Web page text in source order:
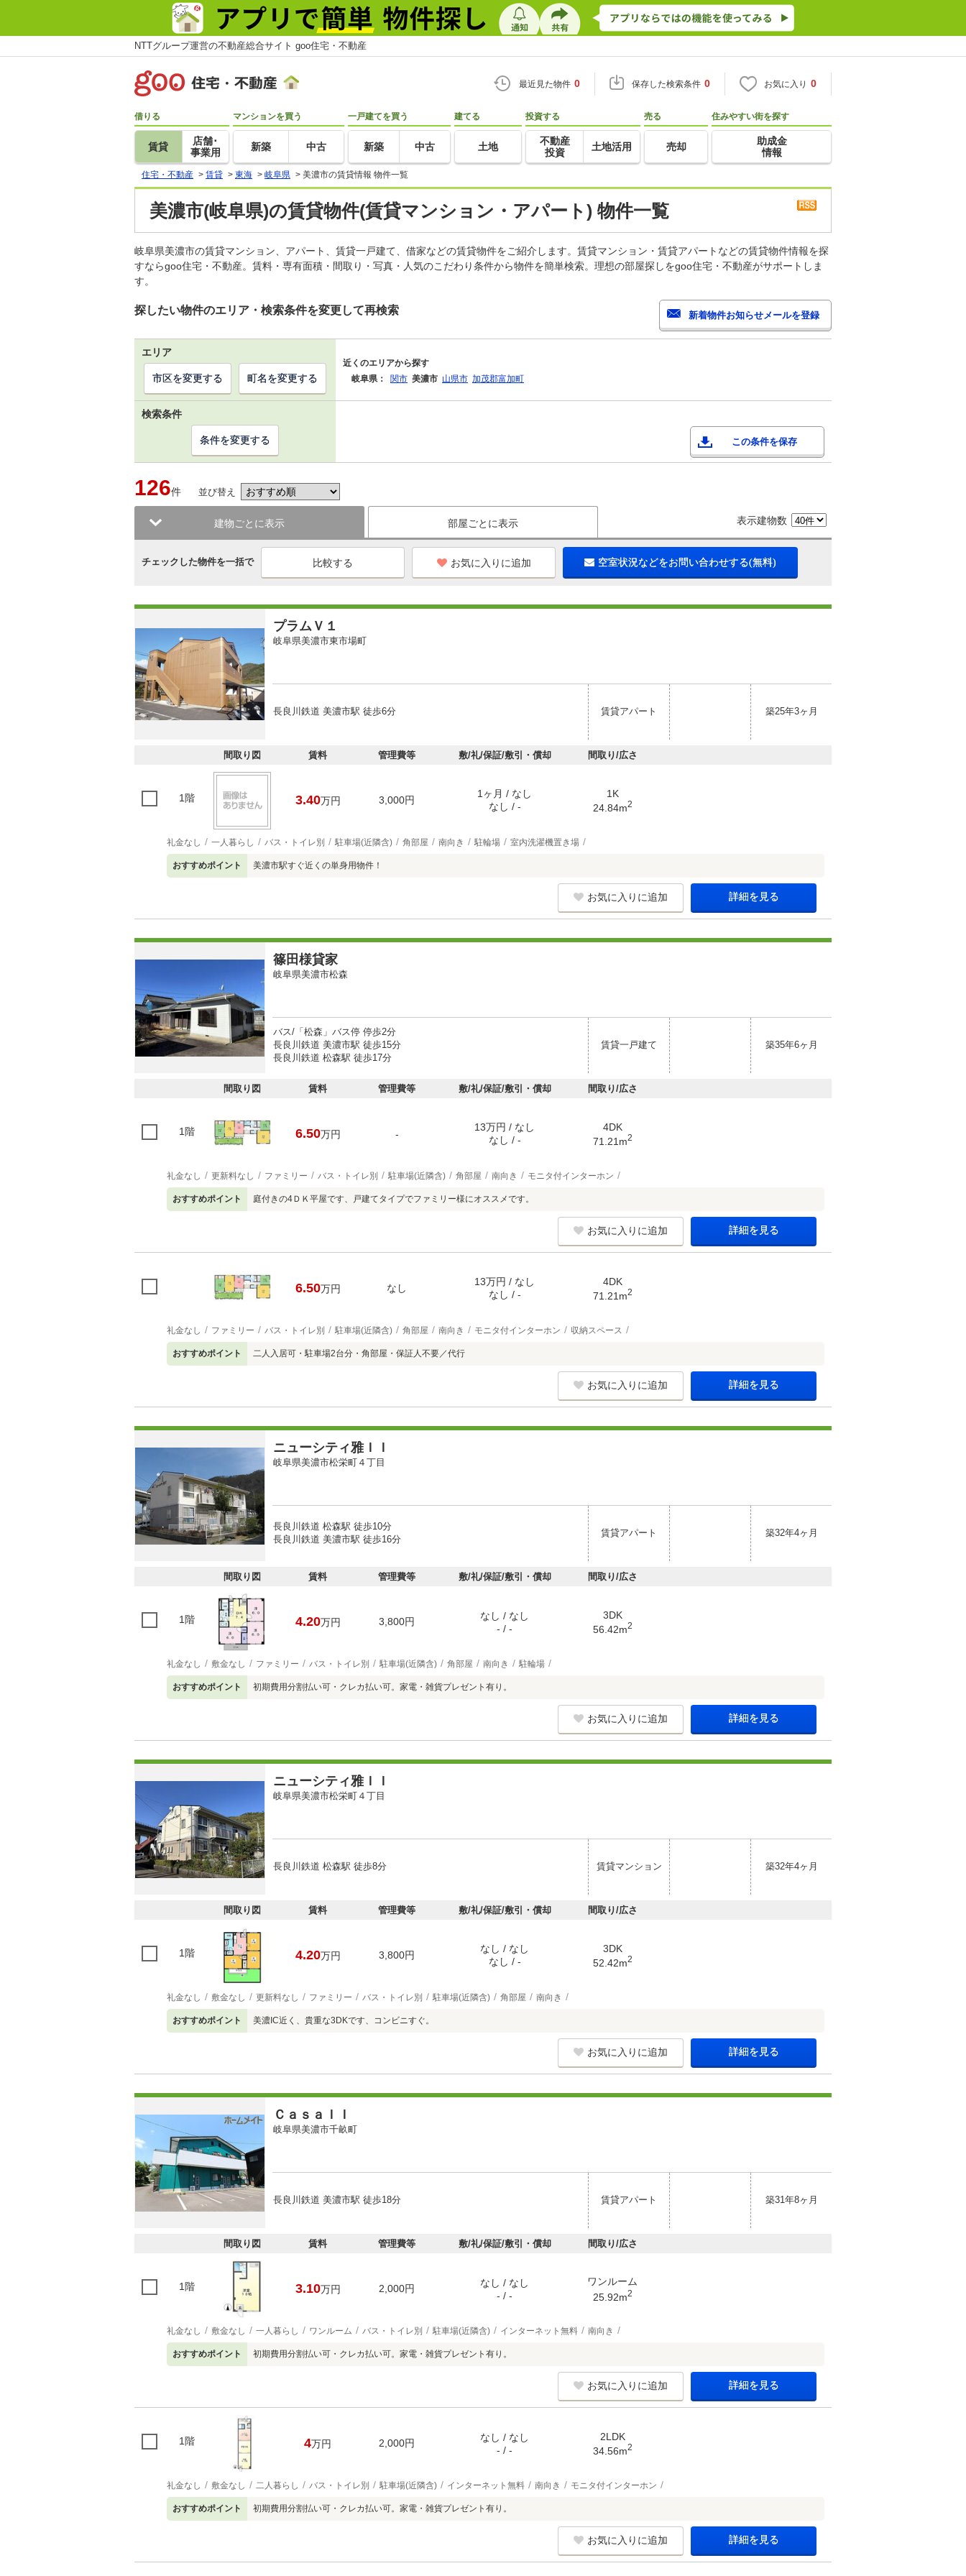
NTTグループ運営の不動産総合サイト goo住宅・不動産
最近見た物件 0 保存した検索条件 0 お気に入り 0
借りる
賃貸
店舗･
事業用
マンションを買う
新築 中古
一戸建てを買う
新築 中古
建てる
土地
投資する
不動産
投資
土地活用
売る
売却
住みやすい街を探す
助成金
情報
住宅・不動産 > 賃貸 > 東海 > 岐阜県 > 美濃市の賃貸情報 物件一覧
美濃市(岐阜県)の賃貸物件(賃貸マンション・アパート) 物件一覧
岐阜県美濃市の賃貸マンション、アパート、賃貸一戸建て、借家などの賃貸物件をご紹介します。賃貸マンション・賃貸アパートなどの賃貸物件情報を探
すならgoo住宅・不動産。賃料・専有面積・間取り・写真・人気のこだわり条件から物件を簡単検索。理想の部屋探しをgoo住宅・不動産がサポートしま
す。
探したい物件のエリア・検索条件を変更して再検索
エリア
近くのエリアから探す
岐阜県：
関市 美濃市 山県市 加茂郡富加町
市区を変更する 町名を変更する
検索条件
この条件を保存
条件を変更する
126件 並び替え
建物ごとに表示 部屋ごとに表示 表示建物数
チェックした物件を一括で お気に入りに追加 空室状況などをお問い合わせする(無料)
プラムＶ１
岐阜県美濃市東市場町
長良川鉄道 美濃市駅 徒歩6分 賃貸アパート 築25年3ヶ月
間取り図 賃料 管理費等 敷/礼/保証/敷引・償却 間取り/広さ
1階 3.40万円 3,000円
1ヶ月 / なし
なし / -
1K
24.84m2
礼金なし 一人暮らし バス・トイレ別 駐車場(近隣含) 角部屋 南向き 駐輪場 室内洗濯機置き場
おすすめポイント 美濃市駅すぐ近くの単身用物件！
お気に入りに追加 詳細を見る
篠田様貸家
岐阜県美濃市松森
バス/「松森」バス停 停歩2分
長良川鉄道 美濃市駅 徒歩15分
長良川鉄道 松森駅 徒歩17分
賃貸一戸建て 築35年6ヶ月
間取り図 賃料 管理費等 敷/礼/保証/敷引・償却 間取り/広さ
1階 6.50万円 -
13万円 / なし
なし / -
4DK
71.21m2
礼金なし 更新料なし ファミリー バス・トイレ別 駐車場(近隣含) 角部屋 南向き モニタ付インターホン
おすすめポイント 庭付きの4ＤＫ平屋です、戸建てタイプでファミリー様にオススメです。
お気に入りに追加 詳細を見る
6.50万円 なし
13万円 / なし
なし / -
4DK
71.21m2
礼金なし ファミリー バス・トイレ別 駐車場(近隣含) 角部屋 南向き モニタ付インターホン 収納スペース
おすすめポイント 二人入居可・駐車場2台分・角部屋・保証人不要／代行
お気に入りに追加 詳細を見る
ニューシティ雅ＩＩ
岐阜県美濃市松栄町４丁目
長良川鉄道 松森駅 徒歩10分
長良川鉄道 美濃市駅 徒歩16分
賃貸アパート 築32年4ヶ月
間取り図 賃料 管理費等 敷/礼/保証/敷引・償却 間取り/広さ
1階 4.20万円 3,800円
なし / なし
- / -
3DK
56.42m2
礼金なし 敷金なし ファミリー バス・トイレ別 駐車場(近隣含) 角部屋 南向き 駐輪場
おすすめポイント 初期費用分割払い可・クレカ払い可。家電・雑貨プレゼント有り。
お気に入りに追加 詳細を見る
ニューシティ雅ＩＩ
岐阜県美濃市松栄町４丁目
長良川鉄道 松森駅 徒歩8分 賃貸マンション 築32年4ヶ月
間取り図 賃料 管理費等 敷/礼/保証/敷引・償却 間取り/広さ
1階 4.20万円 3,800円
なし / なし
なし / -
3DK
52.42m2
礼金なし 敷金なし 更新料なし ファミリー バス・トイレ別 駐車場(近隣含) 角部屋 南向き
おすすめポイント 美濃IC近く、貴重な3DKです、コンビニすぐ。
お気に入りに追加 詳細を見る
ＣａｓａＩＩ
岐阜県美濃市千畝町
長良川鉄道 美濃市駅 徒歩18分 賃貸アパート 築31年8ヶ月
間取り図 賃料 管理費等 敷/礼/保証/敷引・償却 間取り/広さ
1階 3.10万円 2,000円
なし / なし
- / -
ワンルーム
25.92m2
礼金なし 敷金なし 一人暮らし ワンルーム バス・トイレ別 駐車場(近隣含) インターネット無料 南向き
おすすめポイント 初期費用分割払い可・クレカ払い可。家電・雑貨プレゼント有り。
お気に入りに追加 詳細を見る
1階 4万円 2,000円
なし / なし
- / -
2LDK
34.56m2
礼金なし 敷金なし 二人暮らし バス・トイレ別 駐車場(近隣含) インターネット無料 南向き モニタ付インターホン
おすすめポイント 初期費用分割払い可・クレカ払い可。家電・雑貨プレゼント有り。
お気に入りに追加 詳細を見る